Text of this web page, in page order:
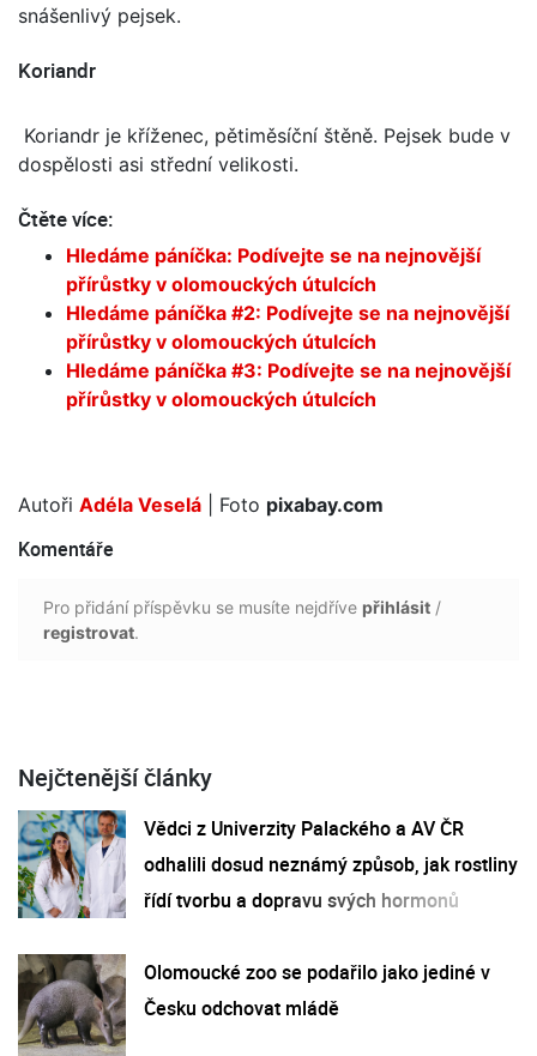
snášenlivý pejsek.
Koriandr
Koriandr je kříženec, pětiměsíční štěně. Pejsek bude v
dospělosti asi střední velikosti.
Čtěte více:
Hledáme páníčka: Podívejte se na nejnovější
přírůstky v olomouckých útulcích
Hledáme páníčka #2: Podívejte se na nejnovější
přírůstky v olomouckých útulcích
Hledáme páníčka #3: Podívejte se na nejnovější
přírůstky v olomouckých útulcích
Autoři Adéla Veselá | Foto pixabay.com
Komentáře
Pro přidání příspěvku se musíte nejdříve přihlásit /
registrovat.
Nejčtenější články
Vědci z Univerzity Palackého a AV ČR
odhalili dosud neznámý způsob, jak rostliny
řídí tvorbu a dopravu svých hormonů
Olomoucké zoo se podařilo jako jediné v
Česku odchovat mládě